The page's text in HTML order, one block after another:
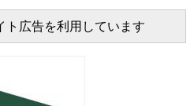
広告を利用しています